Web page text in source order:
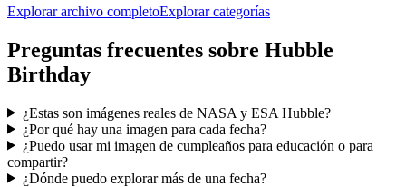
Explorar archivo completoExplorar categorías
Preguntas frecuentes sobre Hubble
Birthday
¿Estas son imágenes reales de NASA y ESA Hubble?
¿Por qué hay una imagen para cada fecha?
¿Puedo usar mi imagen de cumpleaños para educación o para
compartir?
¿Dónde puedo explorar más de una fecha?